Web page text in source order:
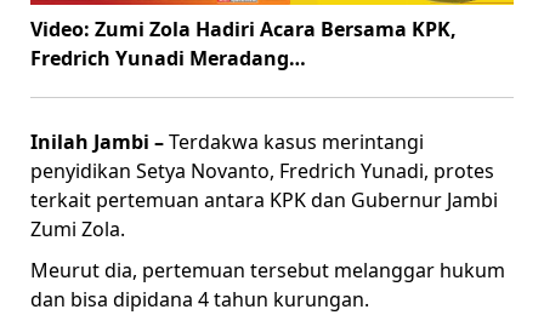
Video: Zumi Zola Hadiri Acara Bersama KPK,
Fredrich Yunadi Meradang…
Inilah Jambi –Terdakwa kasus merintangi
penyidikan Setya Novanto, Fredrich Yunadi, protes
terkait pertemuan antara KPK dan Gubernur Jambi
Zumi Zola.
Meurut dia, pertemuan tersebut melanggar hukum
dan bisa dipidana 4 tahun kurungan.